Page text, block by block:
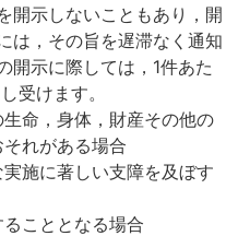
開示しないこともあり，開
は，その旨を遅滞なく通知
開示に際しては，1件あた
受けます。
命，身体，財産その他の
れがある場合
施に著しい支障を及ぼす
こととなる場合